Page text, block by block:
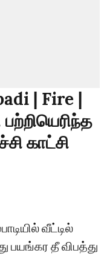
| Fire |
காட்சி
வீட்டில்
பயங்கர தீ விபத்து